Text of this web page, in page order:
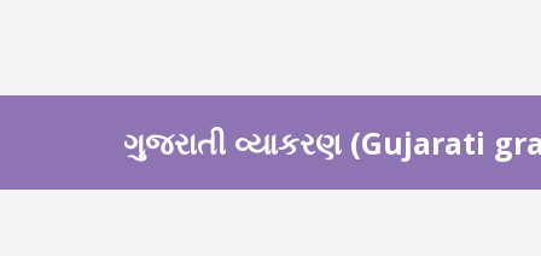
ગુજરાતી વ્યાકરણ (Gujarati